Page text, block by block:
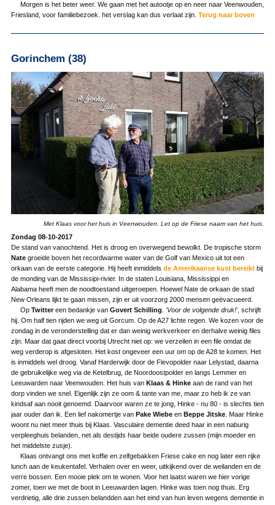
Morgen is het beter weer. We gaan met het autootje op en neer naar Veenwouden,
Friesland, voor familiebezoek. het verslag kan dus verlaat zijn. Terug naar boven
Gorinchem (38)
Met Klaas voor het huis in Veenwouden. Let op de Friese naam van het huis.
Zondag 08-10-2017
De stand van vanochtend. Het is droog en overwegend bewolkt. De tropische storm
Nategroeide boven het recordwarme water van de Golf van Mexico uit tot een
orkaan van de eerste categorie. Hij heeft inmiddels de Amerikaanse kust bereiktbij
de monding van de Mississipi-rivier. In de staten Louisiana, Mississippi en
Alabama heeft men de noodtoestand uitgeroepen. Hoewel Nate de orkaan de stad
New Orleans lijkt te gaan missen, zijn er uit voorzorg 2000 mensen geëvacueerd.
Op Twittereen bedankje van Govert Schilling 'Voor de volgende druk!', schrijft
hij. Om half tien rijden we weg uit Gorcum. Op de A27 lichte regen. We kozen voor de
zondag in de veronderstelling dat er dan weinig werkverkeer en derhalve weinig files
zijn. Maar dat gaat direct voorbij Utrecht niet op: we verzeilen in een file omdat de
weg verderop is afgesloten. Het kost ongeveer een uur om op de A28 te komen. Het
is inmiddels wel droog. Vanaf Harderwijk door de Flevopolder naar Lelystad, daarna
de gebruikelijke weg via de Ketelbrug, de Noordoostpolder en langs Lemmer en
Leeuwarden naar Veenwouden. Het huis van Klaas & Hinkeaan de rand van het
dorp vinden we snel. Eigenlijk zijn ze oom & tante van me, maar zo heb ik ze van
kindsaf aan nooit genoemd. Daarvoor waren ze te jong, Hinke - nu 80 - is slechts tien
jaar ouder dan ik. Een lief nakomertje van Pake WiebeenBeppe Jitske. Maar Hinke
woont nu niet meer thuis bij Klaas. Vasculaire dementie deed haar in een naburig
verpleeghuis belanden, net als destijds haar beide oudere zussen (mijn moeder en
het middelste zusje).
Klaas ontvangt ons met koffie en zelfgebakken Friese cake en nog later een rijke
lunch aan de keukentafel. Verhalen over en weer, uitkijkend over de weilanden en de
verre bossen. Een mooie plek om te wonen. Voor het laatst waren we hier vorige
zomer, toen we met de boot in Leeuwarden lagen. Hinke was toen nog thuis. Erg
verdrietig, alle drie zussen belandden aan het eind van hun leven wegens dementie in